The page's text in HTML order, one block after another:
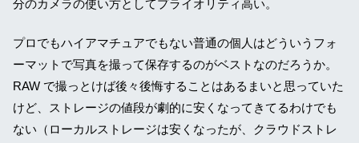
分のカメラの使い方としてプライオリティ高い。
プロでもハイアマチュアでもない普通の個人はどういうフォ
ーマットで写真を撮って保存するのがベストなのだろうか。
RAW で撮っとけば後々後悔することはあるまいと思っていた
けど、ストレージの値段が劇的に安くなってきてるわけでも
ない（ローカルストレージは安くなったが、クラウドストレ